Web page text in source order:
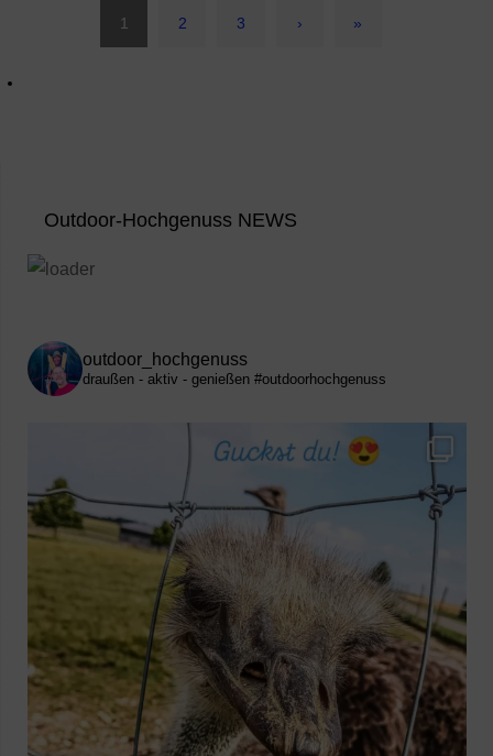
1 2 3 › »
Outdoor-Hochgenuss NEWS
outdoor_hochgenuss
draußen - aktiv - genießen #outdoorhochgenuss